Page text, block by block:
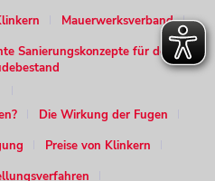
Mauerwerksverband
Sanierungskonzepte für den
Die Wirkung der Fugen
Preise von Klinkern